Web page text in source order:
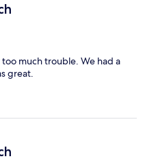
much trouble. We had a
great.